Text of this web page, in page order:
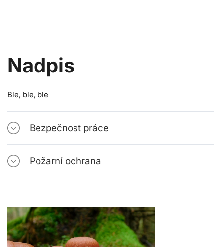
Nadpis
Ble, ble, ble
Bezpečnost práce
Požarní ochrana